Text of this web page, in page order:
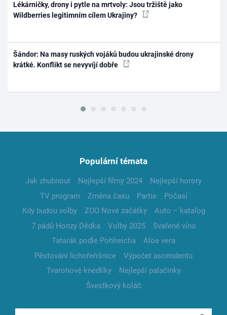
Lékárničky, drony i pytle na mrtvoly: Jsou tržiště jako
Wildberries legitimním cílem Ukrajiny?
Šándor: Na masy ruských vojáků budou ukrajinské drony
krátké. Konflikt se nevyvíjí dobře
Populární témata
Jak zhubnout Nejlepší filmy 2024
Nejlepší horory
TV program
Změna času Partie
Počasí
Kdy budou volby
ZOO Nové začátky
Auto – katalog
7 pádů Honzy Dědka
Volby 2025
Svařené víno
Tatarák podle Pohlreicha
Aloe vera
Pěstování lichořeřišnice
Výpočet ascendentu
Tvarohové knedlíky
Nejlepší palačinky
Švestkový koláč